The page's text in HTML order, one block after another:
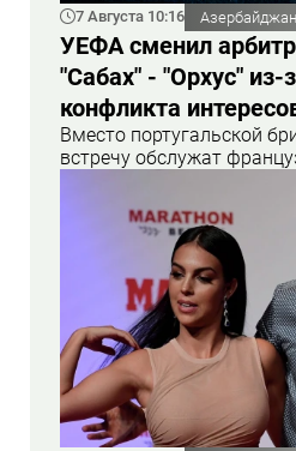
7 Августа 10:16
УЕФА сменил
"Сабах" - "Орхус"
конфликта
Вместо португальской
встречу обслужат